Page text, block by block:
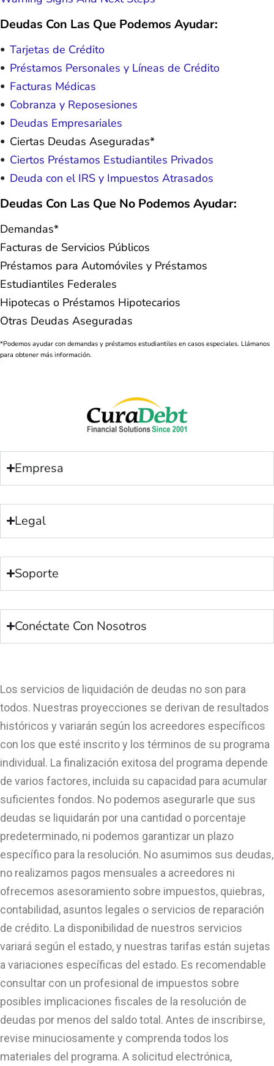
Deudas Con Las Que Podemos Ayudar:
Tarjetas de Crédito
Préstamos Personales y Líneas de Crédito
Facturas Médicas
Cobranza y Reposesiones
Deudas Empresariales
Ciertas Deudas Aseguradas*
Ciertos Préstamos Estudiantiles Privados
Deuda con el IRS y Impuestos Atrasados
Deudas Con Las Que No Podemos Ayudar:
Demandas*
Facturas de Servicios Públicos
Préstamos para Automóviles y Préstamos
Estudiantiles Federales
Hipotecas o Préstamos Hipotecarios
Otras Deudas Aseguradas
*Podemos ayudar con demandas y préstamos estudiantiles en casos especiales. Llámanos
para obtener más información.
Empresa
Legal
Soporte
Conéctate Con Nosotros
Los servicios de liquidación de deudas no son para
todos. Nuestras proyecciones se derivan de resultados
históricos y variarán según los acreedores específicos
con los que esté inscrito y los términos de su programa
individual. La finalización exitosa del programa depende
de varios factores, incluida su capacidad para acumular
suficientes fondos. No podemos asegurarle que sus
deudas se liquidarán por una cantidad o porcentaje
predeterminado, ni podemos garantizar un plazo
específico para la resolución. No asumimos sus deudas,
no realizamos pagos mensuales a acreedores ni
ofrecemos asesoramiento sobre impuestos, quiebras,
contabilidad, asuntos legales o servicios de reparación
de crédito. La disponibilidad de nuestros servicios
variará según el estado, y nuestras tarifas están sujetas
a variaciones específicas del estado. Es recomendable
consultar con un profesional de impuestos sobre
posibles implicaciones fiscales de la resolución de
deudas por menos del saldo total. Antes de inscribirse,
revise minuciosamente y comprenda todos los
materiales del programa. A solicitud electrónica,